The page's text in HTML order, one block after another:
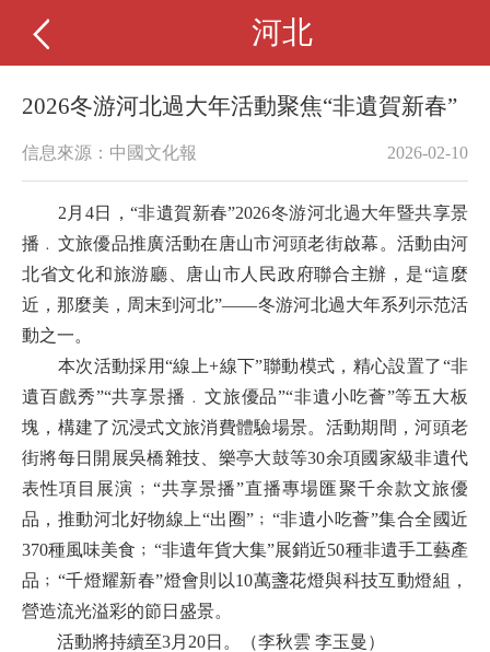
河北
2026冬游河北過大年活動聚焦“非遺賀新春”
信息來源：中國文化報 2026-02-10
2月4日，“非遺賀新春”2026冬游河北過大年暨共享景
播﹒文旅優品推廣活動在唐山市河頭老街啟幕。活動由河
北省文化和旅游廳、唐山市人民政府聯合主辦，是“這麼
近，那麼美，周末到河北”——冬游河北過大年系列示范活
動之一。
本次活動採用“線上+線下”聯動模式，精心設置了“非
遺百戲秀”“共享景播﹒文旅優品”“非遺小吃薈”等五大板
塊，構建了沉浸式文旅消費體驗場景。活動期間，河頭老
街將每日開展吳橋雜技、樂亭大鼓等30余項國家級非遺代
表性項目展演﹔“共享景播”直播專場匯聚千余款文旅優
品，推動河北好物線上“出圈”﹔“非遺小吃薈”集合全國近
370種風味美食﹔“非遺年貨大集”展銷近50種非遺手工藝產
品﹔“千燈耀新春”燈會則以10萬盞花燈與科技互動燈組，
營造流光溢彩的節日盛景。
活動將持續至3月20日。（李秋雲 李玉曼）